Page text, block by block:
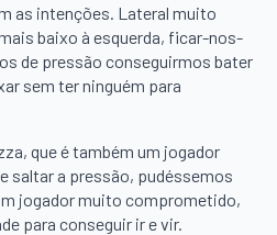
as intenções. Lateral muito
baixo à esquerda, ficar-nos-
de pressão conseguirmos bater
sem ter ninguém para
que é também um jogador
saltar a pressão, pudéssemos
jogador muito comprometido,
para conseguir ir e vir.